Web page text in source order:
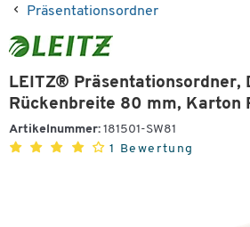
Präsentationsordner
LEITZ® Präsentationsordner,
Rückenbreite 80 mm, Karton
Artikelnummer: 181501-SW81
1 Bewertung